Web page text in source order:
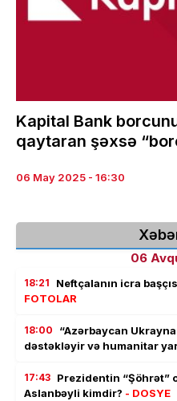
Kapital Bank
qaytaran şəxsə
06 May 2025 - 16:30
06
18:21 Neftçalanın icra
FOTOLAR
18:00
“Azərbaycan
dəstəkləyir və humanitar
17:43 Prezidentin “Şöhrət”
Aslanbəyli kimdir? - DOSYE